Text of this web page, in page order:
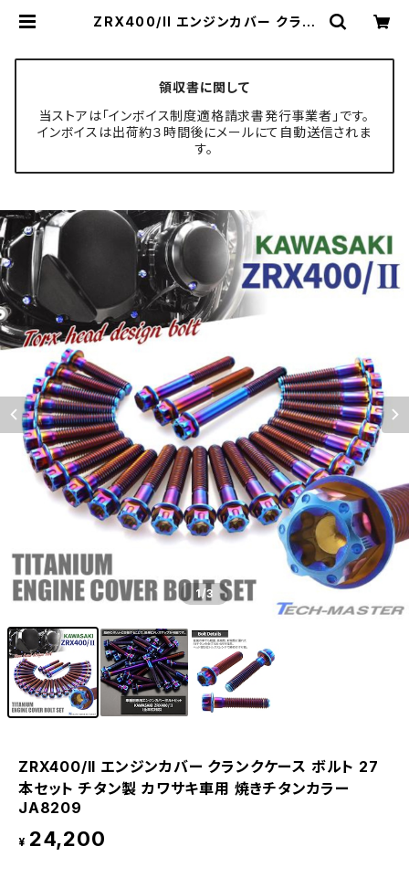
ZRX400/II エンジンカバー クラン
209 | TECH-MASTER ボルト専
門店
領収書に関して
当ストアは「インボイス制度適格請求書発行事業者」です。
インボイスは出荷約３時間後にメールにて自動送信されま
す。
1/3
ZRX400/II エンジンカバー クランクケース ボルト 27
本セット チタン製 カワサキ車用 焼きチタンカラー
JA8209
¥ 24,200